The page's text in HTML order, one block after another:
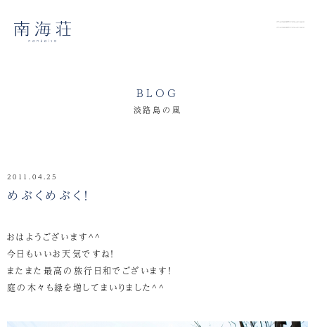
BLOG
淡路島の風
2011.04.25
めぶくめぶく！
おはようございます^^
今日もいいお天気ですね！
またまた最高の旅行日和でございます！
庭の木々も緑を増してまいりました^^